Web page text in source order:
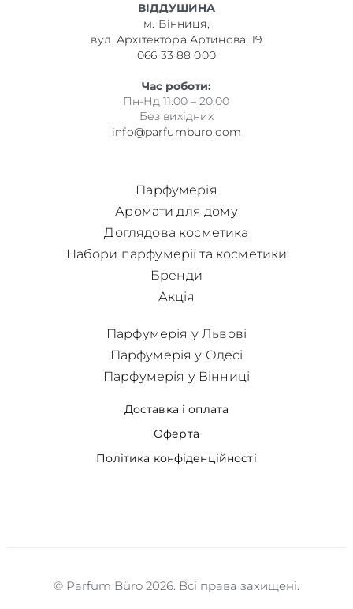
ВІДДУШИНА
м. Вінниця,
вул. Архітектора Артинова, 19
066 33 88 000
Час роботи:
Пн-Нд 11:00 – 20:00
Без вихідних
info@parfumburo.com
Парфумерія
Аромати для дому
Доглядова косметика
Набори парфумерії та косметики
Бренди
Акція
Доставка і оплата
Оферта
Політика конфіденційності
Парфумерія у Львові
Парфумерія у Одесі
Парфумерія у Вінниці
© Parfum Büro 2026. Всі права захищені.